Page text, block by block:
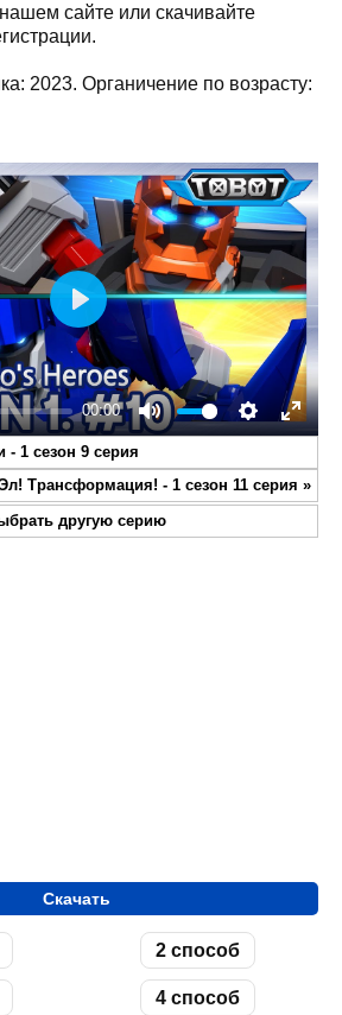
сайте или скачивайте
2023. Органичение по возрасту:
00:00
Mute Settings
Enter
Play
- 1 сезон 9 серия
Трансформация! - 1 сезон 11 серия »
другую серию
Скачать
2 способ
4 способ